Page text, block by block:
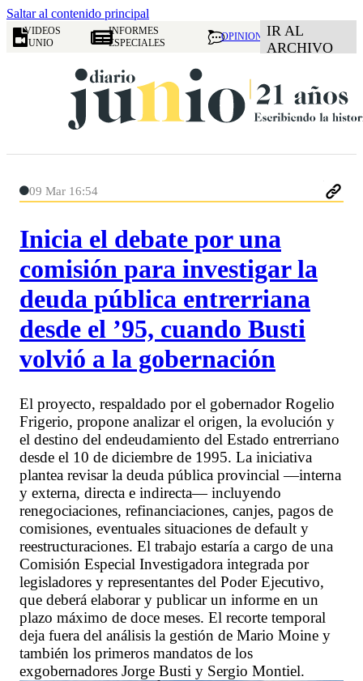
Saltar al contenido principal
VIDEOS
JUNIO
INFORMES
ESPECIALES
OPINION IR AL
ARCHIVO
09 Mar 16:54
Inicia el debate por una
comisión para investigar la
deuda pública entrerriana
desde el ’95, cuando Busti
volvió a la gobernación
El proyecto, respaldado por el gobernador Rogelio
Frigerio, propone analizar el origen, la evolución y
el destino del endeudamiento del Estado entrerriano
desde el 10 de diciembre de 1995. La iniciativa
plantea revisar la deuda pública provincial —interna
y externa, directa e indirecta— incluyendo
renegociaciones, refinanciaciones, canjes, pagos de
comisiones, eventuales situaciones de default y
reestructuraciones. El trabajo estaría a cargo de una
Comisión Especial Investigadora integrada por
legisladores y representantes del Poder Ejecutivo,
que deberá elaborar y publicar un informe en un
plazo máximo de doce meses. El recorte temporal
deja fuera del análisis la gestión de Mario Moine y
también los primeros mandatos de los
exgobernadores Jorge Busti y Sergio Montiel.